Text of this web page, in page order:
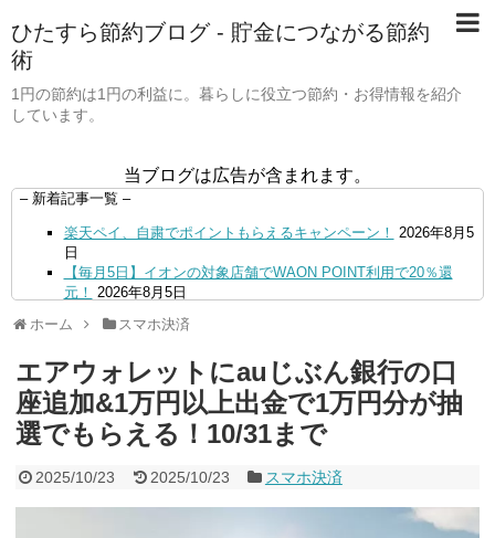
ひたすら節約ブログ - 貯金につながる節約
術
1円の節約は1円の利益に。暮らしに役立つ節約・お得情報を紹介
しています。
当ブログは広告が含まれます。
– 新着記事一覧 –
楽天ペイ、自粛でポイントもらえるキャンペーン！ 2026年8月5
日
【毎月5日】イオンの対象店舗でWAON POINT利用で20％還
元！ 2026年8月5日
ードチャージすると5%還元に！
で。9/30まで 2026年8月4日
三井住友カード、はま寿司、ココス、オリーブの丘などでVポイ
ント最大10％還元！さらにVカードクーポンも併用可 2026年8
月4日
ドコモSMTBネット銀行への振込で最大10,000円あたる抽選キ
ャンペーン！8/31まで 2026年8月3日
山分けキャンペーン！～10/31 2026年8月3日
2026年8月
ホーム スマホ決済
エアウォレットにauじぶん銀行の口
座追加&1万円以上出金で1万円分が抽
選でもらえる！10/31まで
2025/10/23 2025/10/23 スマホ決済